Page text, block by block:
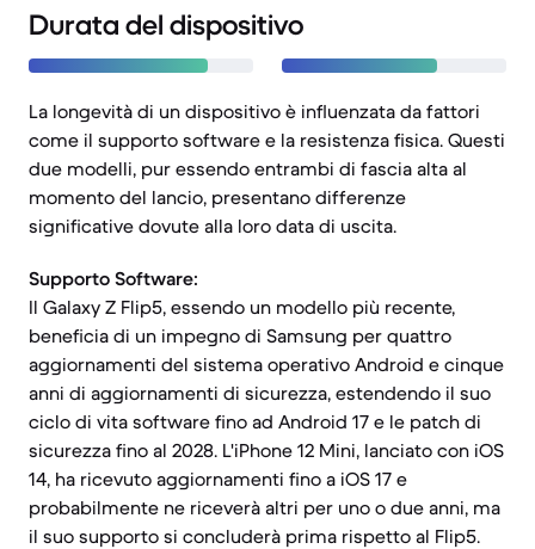
Durata del dispositivo
La longevità di un dispositivo è influenzata da fattori
come il supporto software e la resistenza fisica. Questi
due modelli, pur essendo entrambi di fascia alta al
momento del lancio, presentano differenze
significative dovute alla loro data di uscita.
Supporto Software:
Il Galaxy Z Flip5, essendo un modello più recente,
beneficia di un impegno di Samsung per quattro
aggiornamenti del sistema operativo Android e cinque
anni di aggiornamenti di sicurezza, estendendo il suo
ciclo di vita software fino ad Android 17 e le patch di
sicurezza fino al 2028. L'iPhone 12 Mini, lanciato con iOS
14, ha ricevuto aggiornamenti fino a iOS 17 e
probabilmente ne riceverà altri per uno o due anni, ma
il suo supporto si concluderà prima rispetto al Flip5.